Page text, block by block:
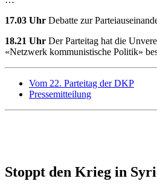
17.03 Uhr Debatte zur
18.21 Uhr Der Parteitag hat die
«Netzwerk kommunistische Politik»
Vom 22. Parteitag der DKP
Pressemitteilung
Stoppt den Krieg in